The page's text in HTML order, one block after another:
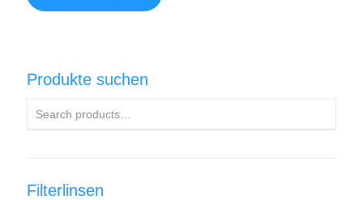
Produkte suchen
Filterlinsen